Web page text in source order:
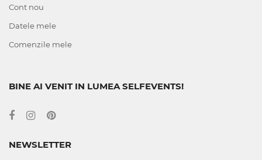
Cont nou
Datele mele
Comenzile mele
BINE AI VENIT IN LUMEA SELFEVENTS!
NEWSLETTER